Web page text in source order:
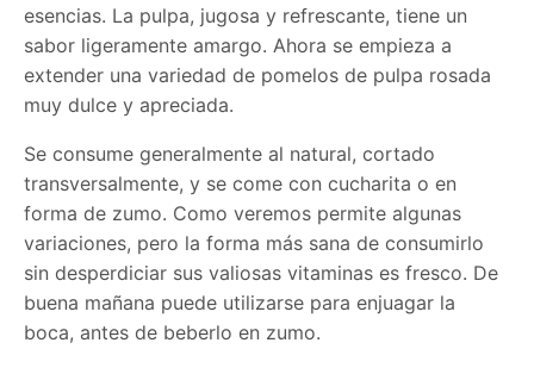
esencias. La pulpa, jugosa y refrescante, tiene un
sabor ligeramente amargo. Ahora se empieza a
extender una variedad de pomelos de pulpa rosada
muy dulce y apreciada.
Se consume generalmente al natural, cortado
transversalmente, y se come con cucharita o en
forma de zumo. Como veremos permite algunas
variaciones, pero la forma más sana de consumirlo
sin desperdiciar sus valiosas vitaminas es fresco. De
buena mañana puede utilizarse para enjuagar la
boca, antes de beberlo en zumo.